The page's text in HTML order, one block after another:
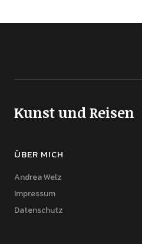
Kunst und Reisen
ÜBER MICH
Andrea Welz
Impressum
Datenschutz